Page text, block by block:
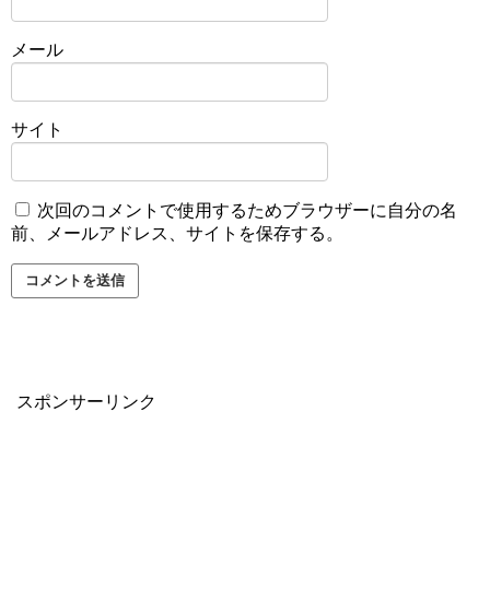
メール
サイト
次回のコメントで使用するためブラウザーに自分の名
前、メールアドレス、サイトを保存する。
スポンサーリンク